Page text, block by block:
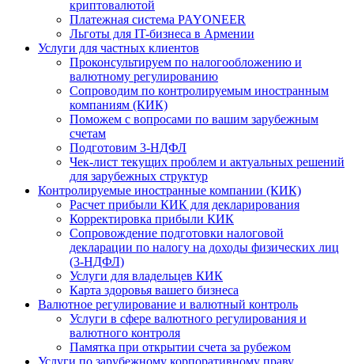
криптовалютой
Платежная система PAYONEER
Льготы для IT-бизнеса в Армении
Услуги для частных клиентов
Проконсультируем по налогообложению и
валютному регулированию
Сопроводим по контролируемым иностранным
компаниям (КИК)
Поможем с вопросами по вашим зарубежным
счетам
Подготовим 3-НДФЛ
Чек-лист текущих проблем и актуальных решений
для зарубежных структур
Контролируемые иностранные компании (КИК)
Расчет прибыли КИК для декларирования
Корректировка прибыли КИК
Сопровождение подготовки налоговой
декларации по налогу на доходы физических лиц
(3-НДФЛ)
Услуги для владельцев КИК
Карта здоровья вашего бизнеса
Валютное регулирование и валютный контроль
Услуги в сфере валютного регулирования и
валютного контроля
Памятка при открытии счета за рубежом
Услуги по зарубежному корпоративному праву